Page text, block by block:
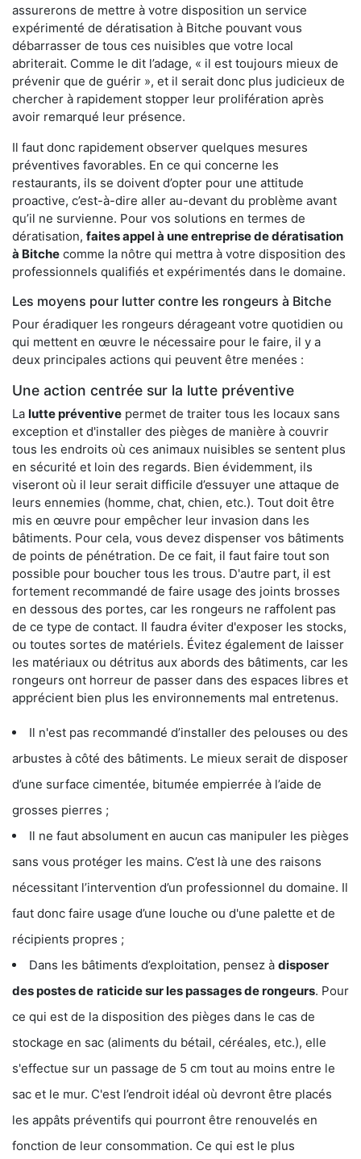
assurerons de mettre à votre disposition un service
expérimenté de dératisation à Bitche pouvant vous
débarrasser de tous ces nuisibles que votre local
abriterait. Comme le dit l’adage, « il est toujours mieux de
prévenir que de guérir », et il serait donc plus judicieux de
chercher à rapidement stopper leur prolifération après
avoir remarqué leur présence.
Il faut donc rapidement observer quelques mesures
préventives favorables. En ce qui concerne les
restaurants, ils se doivent d’opter pour une attitude
proactive, c’est-à-dire aller au-devant du problème avant
qu’il ne survienne. Pour vos solutions en termes de
dératisation, faites appel à une entreprise de dératisation
à Bitche comme la nôtre qui mettra à votre disposition des
professionnels qualifiés et expérimentés dans le domaine.
Les moyens pour lutter contre les rongeurs à Bitche
Pour éradiquer les rongeurs dérageant votre quotidien ou
qui mettent en œuvre le nécessaire pour le faire, il y a
deux principales actions qui peuvent être menées :
Une action centrée sur la lutte préventive
La lutte préventive permet de traiter tous les locaux sans
exception et d'installer des pièges de manière à couvrir
tous les endroits où ces animaux nuisibles se sentent plus
en sécurité et loin des regards. Bien évidemment, ils
viseront où il leur serait difficile d’essuyer une attaque de
leurs ennemies (homme, chat, chien, etc.). Tout doit être
mis en œuvre pour empêcher leur invasion dans les
bâtiments. Pour cela, vous devez dispenser vos bâtiments
de points de pénétration. De ce fait, il faut faire tout son
possible pour boucher tous les trous. D'autre part, il est
fortement recommandé de faire usage des joints brosses
en dessous des portes, car les rongeurs ne raffolent pas
de ce type de contact. Il faudra éviter d'exposer les stocks,
ou toutes sortes de matériels. Évitez également de laisser
les matériaux ou détritus aux abords des bâtiments, car les
rongeurs ont horreur de passer dans des espaces libres et
apprécient bien plus les environnements mal entretenus.
Il n'est pas recommandé d’installer des pelouses ou des
arbustes à côté des bâtiments. Le mieux serait de disposer
d’une surface cimentée, bitumée empierrée à l’aide de
grosses pierres ;
Il ne faut absolument en aucun cas manipuler les pièges
sans vous protéger les mains. C’est là une des raisons
nécessitant l’intervention d’un professionnel du domaine. Il
faut donc faire usage d’une louche ou d'une palette et de
récipients propres ;
Dans les bâtiments d’exploitation, pensez à disposer
des postes de raticide sur les passages de rongeurs. Pour
ce qui est de la disposition des pièges dans le cas de
stockage en sac (aliments du bétail, céréales, etc.), elle
s'effectue sur un passage de 5 cm tout au moins entre le
sac et le mur. C'est l’endroit idéal où devront être placés
les appâts préventifs qui pourront être renouvelés en
fonction de leur consommation. Ce qui est le plus